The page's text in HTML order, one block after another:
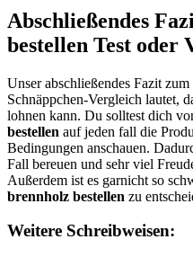
Abschließendes
bestellen Test oder
Unser abschließendes Fazit zum
Schnäppchen-Vergleich lautet,
lohnen kann. Du solltest dich
bestellen auf jeden fall die
Bedingungen anschauen.
Fall bereuen und sehr viel
Außerdem ist es garnicht so
brennholz bestellen zu
Weitere Schreibweisen: